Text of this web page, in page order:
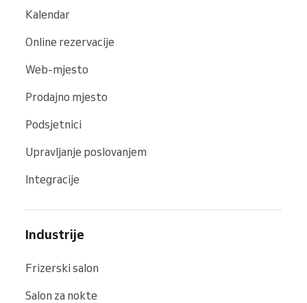
Kalendar
Online rezervacije
Web-mjesto
Prodajno mjesto
Podsjetnici
Upravljanje poslovanjem
Integracije
Industrije
Frizerski salon
Salon za nokte